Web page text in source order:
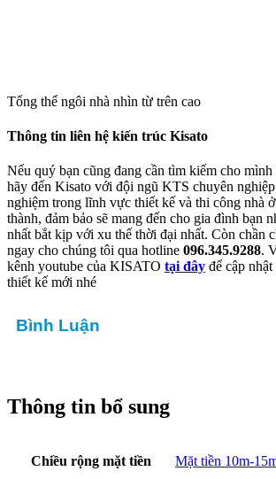
Tổng thể ngôi nhà nhìn từ trên cao
Thông tin liên hệ kiến trúc Kisato
Nếu quý bạn cũng đang cần tìm kiếm cho mình
hãy đến Kisato với đội ngũ KTS chuyên
nghiệm trong lĩnh vực thiết kế và thi công nhà
thành, đảm bảo sẽ mang đến cho gia đình bạn
nhất bắt kịp với xu thế thời đại nhất. Còn chần
ngay cho chúng tôi qua hotline 096.345.9288.
kênh youtube của KISATO tại đây để cập
thiết kế mới nhé
Bình Luận
Thông tin bổ sung
Chiều rộng mặt tiền Mặt tiền 10m-